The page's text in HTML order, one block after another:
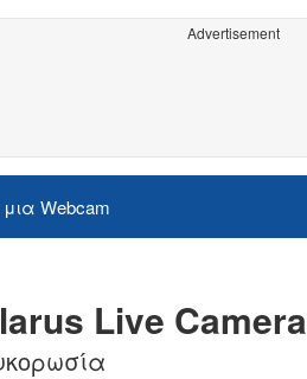
Advertisement
Webcam
Live Camera